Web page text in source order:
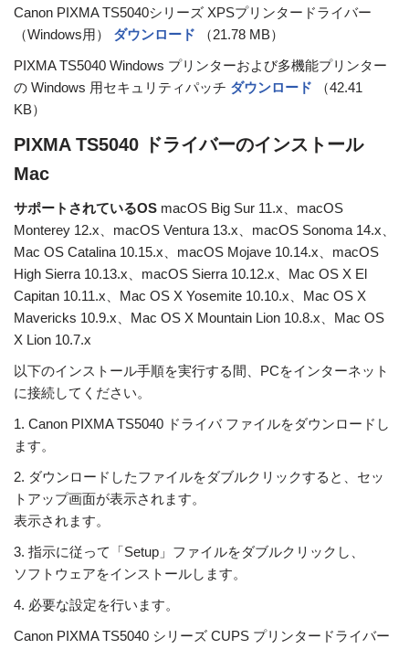
Canon PIXMA TS5040シリーズ XPSプリンタードライバー
（Windows用） ダウンロード
（21.78 MB）
PIXMA TS5040 Windows プリンターおよび多機能プリンター
の Windows 用セキュリティパッチ ダウンロード
（42.41
KB）
PIXMA TS5040 ドライバーのインストール
Mac
サポートされているOS macOS Big Sur 11.x、macOS
Monterey 12.x、macOS Ventura 13.x、macOS Sonoma 14.x、
Mac OS Catalina 10.15.x、macOS Mojave 10.14.x、macOS
High Sierra 10.13.x、macOS Sierra 10.12.x、Mac OS X El
Capitan 10.11.x、Mac OS X Yosemite 10.10.x、Mac OS X
Mavericks 10.9.x、Mac OS X Mountain Lion 10.8.x、Mac OS
X Lion 10.7.x
以下のインストール手順を実行する間、PCをインターネット
に接続してください。
1. Canon PIXMA TS5040 ドライバ ファイルをダウンロードし
ます。
2. ダウンロードしたファイルをダブルクリックすると、セッ
トアップ画面が表示されます。
表示されます。
3. 指示に従って「Setup」ファイルをダブルクリックし、
ソフトウェアをインストールします。
4. 必要な設定を行います。
Canon PIXMA TS5040 シリーズ CUPS プリンタードライバー